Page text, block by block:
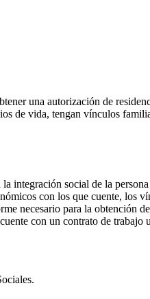
una autorización de
de vida, tengan vínculos
integración social de la
con los que cuente, los
necesario para la obtención
con un contrato de